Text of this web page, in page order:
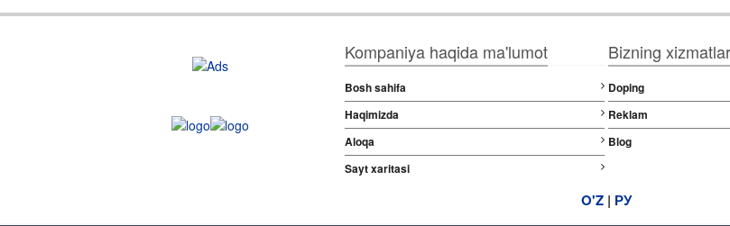
Kompaniya haqida ma'lumot
Bosh sahifa
Haqimizda
Aloqa
Sayt xaritasi
Bizning
Doping
Reklam
Blog
O'Z | РУ